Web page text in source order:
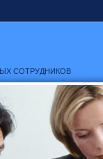
СОТРУДНИКОВ